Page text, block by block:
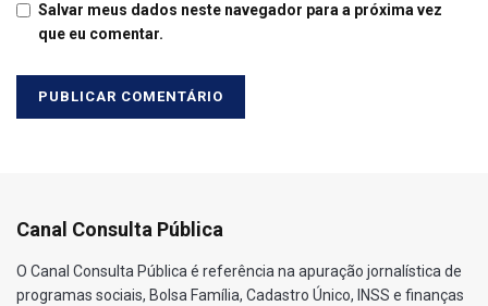
Salvar meus dados neste navegador para a próxima vez
que eu comentar.
Canal Consulta Pública
O Canal Consulta Pública é referência na apuração jornalística de
programas sociais, Bolsa Família, Cadastro Único, INSS e finanças